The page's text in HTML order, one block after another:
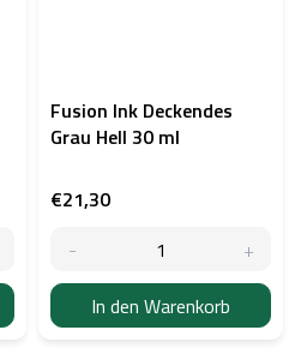
Fusion Ink Deckendes
Grau Hell 30 ml
€21,30
In den Warenkorb